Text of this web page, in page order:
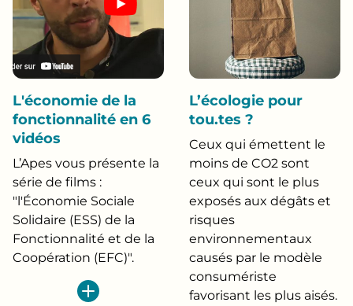
L'économie de la
fonctionnalité en 6
vidéos
L’Apes vous présente la
série de films :
"l'Économie Sociale
Solidaire (ESS) de la
Fonctionnalité et de la
Coopération (EFC)".
L’écologie pour
tou.tes ?
Ceux qui émettent le
moins de CO2 sont
ceux qui sont le plus
exposés aux dégâts et
risques
environnementaux
causés par le modèle
consumériste
favorisant les plus aisés.